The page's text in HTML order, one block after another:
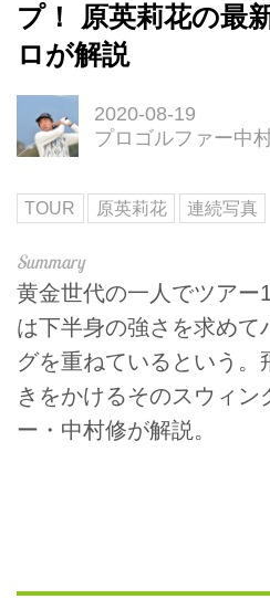
プ！ 原英莉花の最
ロが解説
2020-08-19
プロゴルファー中
TOUR 原英莉花 連続写真
黄金世代の一人でツアー
は下半身の強さを求めて
グを重ねているという。
きをかけるそのスウィン
ー・中村修が解説。